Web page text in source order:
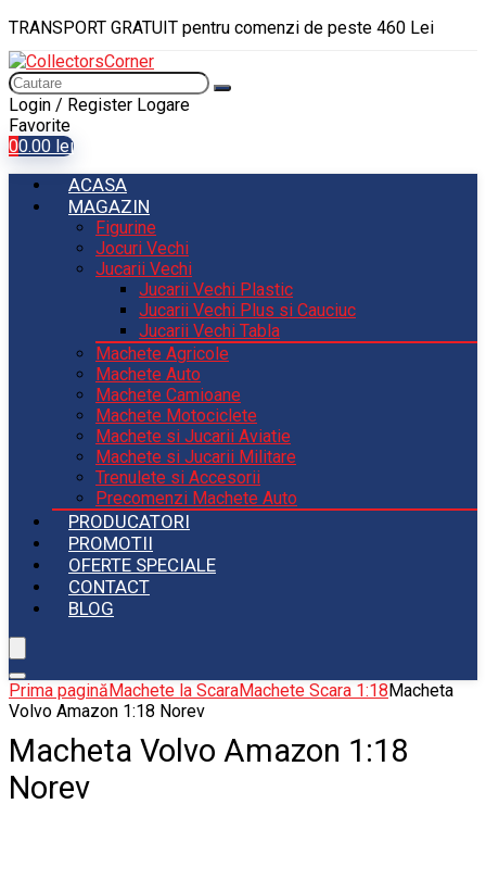
TRANSPORT GRATUIT pentru comenzi de peste 460 Lei
Login / Register Logare
Favorite
00.00 lei
ACASA
MAGAZIN
Figurine
Jocuri Vechi
Jucarii Vechi
Jucarii Vechi Plastic
Jucarii Vechi Plus si Cauciuc
Jucarii Vechi Tabla
Machete Agricole
Machete Auto
Machete Camioane
Machete Motociclete
Machete si Jucarii Aviatie
Machete si Jucarii Militare
Trenulete si Accesorii
Precomenzi Machete Auto
PRODUCATORI
PROMOTII
OFERTE SPECIALE
CONTACT
BLOG
Prima paginăMachete la ScaraMachete Scara 1:18Macheta
Volvo Amazon 1:18 Norev
Macheta Volvo Amazon 1:18
Norev